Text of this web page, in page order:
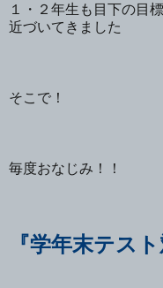
１・２年生も目下の目
近づいてきました
そこで！
毎度おなじみ！！
『学年末テスト